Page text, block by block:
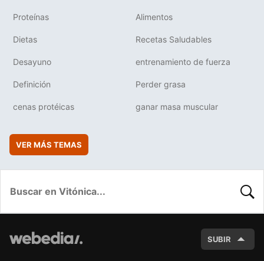
Proteínas Alimentos
Dietas Recetas Saludables
Desayuno entrenamiento de fuerza
Definición Perder grasa
cenas protéicas ganar masa muscular
VER MÁS TEMAS
SUBIR